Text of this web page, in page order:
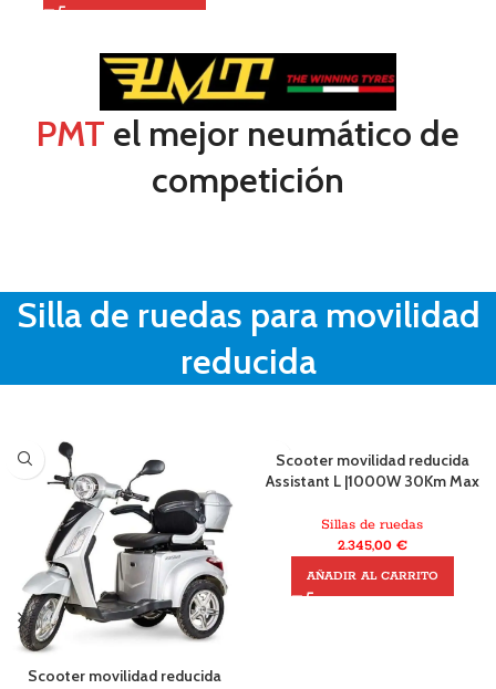
PMT el mejor neumático de
competición
Silla de ruedas para movilidad
reducida
Scooter movilidad reducida
Scooter movilidad reducida
Assistant L |1000W 30Km Max
Sillas de ruedas
2.345,00 €
AÑADIR AL CARRITO